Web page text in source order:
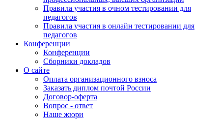
Правила участия в очном тестировании для
педагогов
Правила участия в онлайн тестировании для
педагогов
Конференции
Конференции
Сборники докладов
О сайте
Оплата организационного взноса
Заказать диплом почтой России
Договор-оферта
Вопрос - ответ
Наше жюри